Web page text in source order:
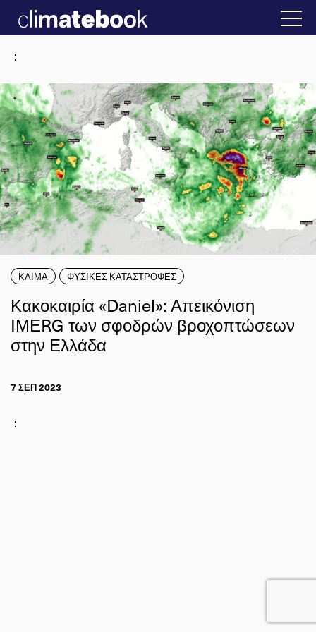
Ελλάδα 22 ΙΑΝ 2026 2025 Η άβολη
:
ΚΛΙΜΑ ΦΥΣΙΚΕΣ ΚΑΤΑΣΤΡΟΦΕΣ
Κακοκαιρία «Daniel»: Απεικόνιση
ΙΜΕRG των σφοδρών βροχοπτώσεων
στην Ελλάδα
7 ΣΕΠ 2023
: